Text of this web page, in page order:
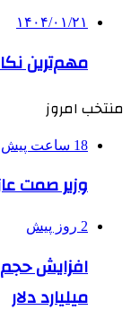
۱۴۰۴/۰۱/۲۱
مهم‌ترین
منتخب امروز
18 ساعت پیش
وزیر صمت
2 روز پیش
میلیارد دلار